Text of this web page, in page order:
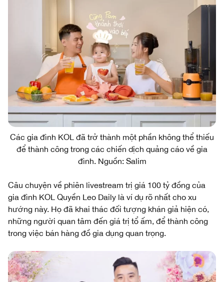
Các gia đình KOL đã trở thành một phần không thể thiếu
để thành công trong các chiến dịch quảng cáo về gia
đình. Nguồn: Salim
Câu chuyện về phiên livestream trị giá 100 tỷ đồng của
gia đình KOL Quyền Leo Daily là ví dụ rõ nhất cho xu
hướng này. Họ đã khai thác đối tượng khán giả hiện có,
những người quan tâm đến giá trị tổ ấm, để thành công
trong việc bán hàng đồ gia dụng quan trọng.